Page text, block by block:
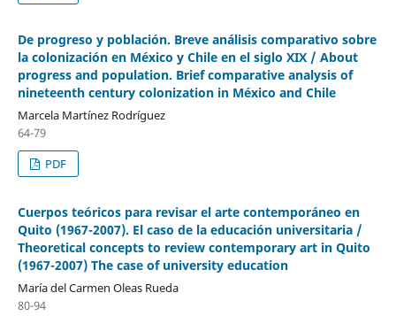
De progreso y población. Breve análisis comparativo sobre
la colonización en México y Chile en el siglo XIX / About
progress and population. Brief comparative analysis of
nineteenth century colonization in México and Chile
Marcela Martínez Rodríguez
64-79
PDF
Cuerpos teóricos para revisar el arte contemporáneo en
Quito (1967-2007). El caso de la educación universitaria /
Theoretical concepts to review contemporary art in Quito
(1967-2007) The case of university education
María del Carmen Oleas Rueda
80-94